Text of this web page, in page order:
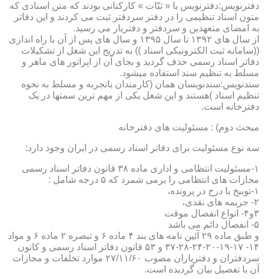
دفترنویس:دفترنویس یا « ثبّات » کارکنانی بودند که متن اسنادی که
متون اسناد تنظیمی را در دفتر سردفتر ثبت می کردند و این دفاتر
به امضای متعهدین و سردفتر و دفتریار می رسید.
از سال های ۱۳۹۲ تا سال ۱۳۹۵ و سال های پس از آن با راه اندازی
((سامانه ثبت الکترونیکی اسناد )) به تدریج این شغل از تشکیلات
دفاتر اسناد رسمی حذف گردید و بجای آن از اپراتور های ماهر و
مسلط به تنظیم سند استفاده میشود.
سندنویس:سندنویسان همان (کارمندان باتجربه و مسلط به نحوه
تنظیم اسناد )هستند و این شغل یکی از مهم ترین سمتها در یک
دفترخانه است.
مبحث دوم) : مسئولیت های دفترخانه
سه نوع مسئولیت برای دفاتر اسناد رسمی در ایران وجود دارد:
۱-مسئولیت انتظامی و اداری ماده ۳۸ قانون دفاتر اسناد رسمی
مجازات های انتظامی را برمی شمرد که ۵ درجه شامل :
۱-توبیخ با درج در پرونده،
۲- جریمه های نقدی،
۳و۴- انواع انفصال موقت
۵- انفصال دائم می باشد
و طبق ماده ۲۹ آئین نامه های بند ۴ ماده ۶ و تبصره ۲ ماده ۶ و مواد
۱۴- ۱۷-۱۹-۲۰-۲۴-۲۸-۳۷ و ۵۳ قانون دفاتر اسناد رسمی و کانون
سردفتران و دفتریاران مصوب ۲۷/۱۱/۶۰ موارد تخلفات و مجازات
آن با تفصیل بیان گردیده است.